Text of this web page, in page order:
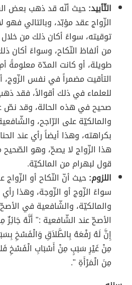
التّأبيد:حيث أنّه قد ذهب بعض
الزّواج عقد مؤبّد، وبالتالي فهو
توقيته، سواءً أكان ذلك من
من ألفاظ النّكاح، وسواءً أكان
طويلة، أو كانت المدّة معلومةً
التأقيت مضمراً في نفس الزّوج،
للعلماء في ذلك أقوالاً، فقد
صحيح في هذه الحالة، وقد نصّ
والمالكيّة على الرّاجح،
بكراهته، وهذا أيضاً رأي عند
هذا الزّواج لا يصحّ، وهو
قول لبهرام من المالكيّة.
اللزوم:حيث أنّ النّكاح أو الزّواج
سواءً الزّوج أو الزّوجة، وهذا
والمالكيّة، والشّافعية في
الأصحّ عند الشّافعية :" أَنَّهُ
إِنَّ لَهُ رَفْعَهُ بِالطَّلاَقِ وَالْفَسْخِ
مِنْ غَيْرِ سَبَبٍ مِنْ أَسْبَابِ الْفَسْخِ
مِنَ الْمَرْأَةِ ".